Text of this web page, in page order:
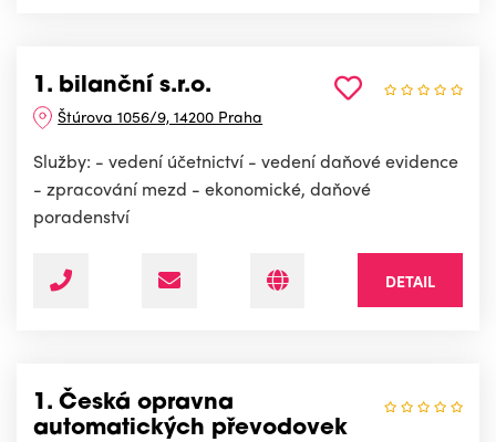
1. bilanční s.r.o.
Štúrova 1056/9, 14200 Praha
Služby: - vedení účetnictví - vedení daňové evidence
- zpracování mezd - ekonomické, daňové
poradenství
DETAIL
1. Česká opravna
automatických převodovek